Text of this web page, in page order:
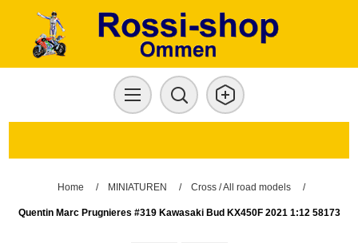
Home / MINIATUREN / Cross / All road models /
Quentin Marc Prugnieres #319 Kawasaki Bud KX450F 2021 1:12 58173